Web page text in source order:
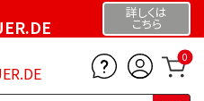
詳しくは
こちら
0